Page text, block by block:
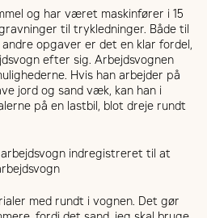
og har været maskinfører i 15
til trykledninger. Både til
opgaver er det en klar fordel,
efter sig. Arbejdsvognen
Hvis han arbejder på
jord og sand væk, kan han i
på en lastbil, blot dreje rundt
indregistreret til at
med rundt i vognen. Det gør